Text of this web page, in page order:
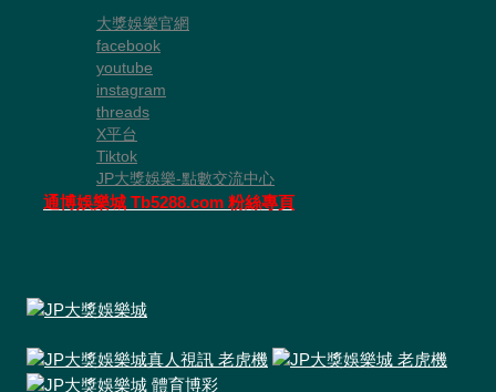
大獎娛樂官網
facebook
youtube
instagram
threads
X平台
Tiktok
JP大獎娛樂-點數交流中心
通博娛樂城 Tb5288.com 粉絲專頁